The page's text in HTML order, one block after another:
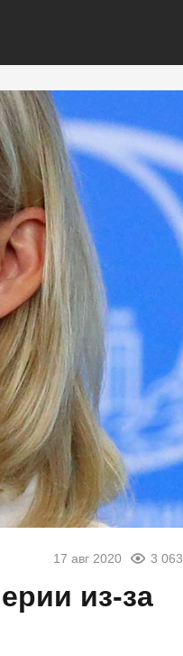
17 авг 2020 3 063
из-за